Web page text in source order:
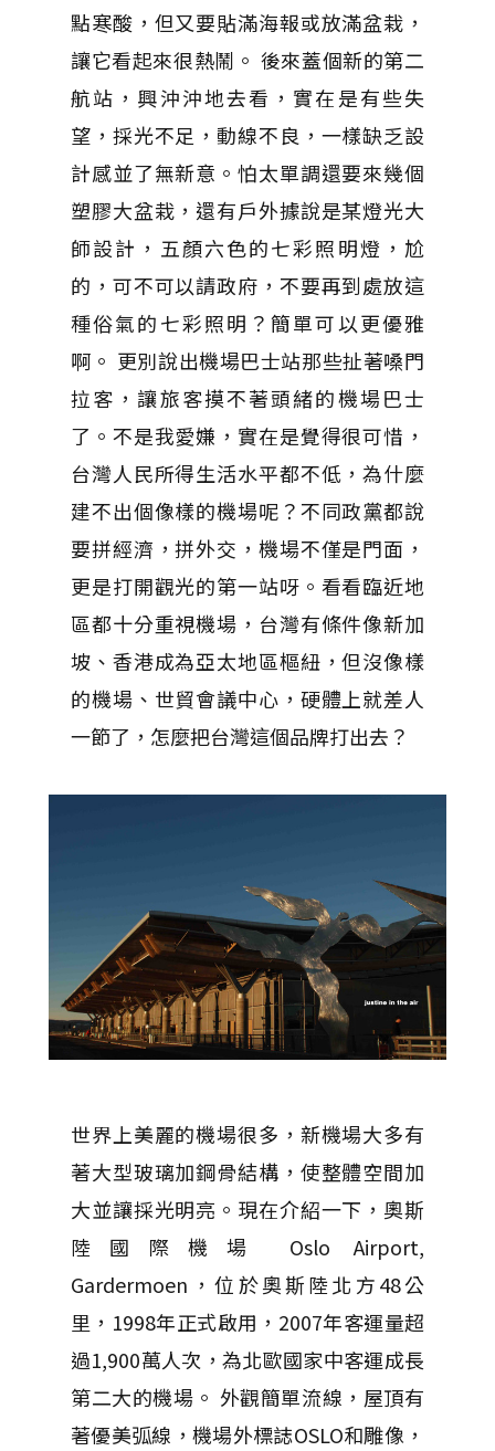
點寒酸，但又要貼滿海報或放滿盆栽，
讓它看起來很熱鬧。 後來蓋個新的第二
航站，興沖沖地去看，實在是有些失
望，採光不足，動線不良，一樣缺乏設
計感並了無新意。怕太單調還要來幾個
塑膠大盆栽，還有戶外據說是某燈光大
師設計，五顏六色的七彩照明燈，尬
的，可不可以請政府，不要再到處放這
種俗氣的七彩照明？簡單可以更優雅
啊。 更別說出機場巴士站那些扯著嗓門
拉客，讓旅客摸不著頭緒的機場巴士
了。不是我愛嫌，實在是覺得很可惜，
台灣人民所得生活水平都不低，為什麼
建不出個像樣的機場呢？不同政黨都說
要拼經濟，拼外交，機場不僅是門面，
更是打開觀光的第一站呀。看看臨近地
區都十分重視機場，台灣有條件像新加
坡、香港成為亞太地區樞紐，但沒像樣
的機場、世貿會議中心，硬體上就差人
一節了，怎麼把台灣這個品牌打出去？
世界上美麗的機場很多，新機場大多有
著大型玻璃加鋼骨結構，使整體空間加
大並讓採光明亮。現在介紹一下，奧斯
陸國際機場 Oslo Airport,
Gardermoen，位於奧斯陸北方48公
里，1998年正式啟用，2007年客運量超
過1,900萬人次，為北歐國家中客運成長
第二大的機場。 外觀簡單流線，屋頂有
著優美弧線，機場外標誌OSLO和雕像，